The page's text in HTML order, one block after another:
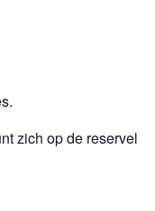
zich op de